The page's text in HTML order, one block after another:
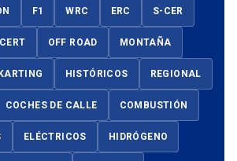
F1 WRC ERC S-CER
CERT OFF ROAD MONTAÑA
KARTING HISTÓRICOS REGIONAL
COCHES DE CALLE COMBUSTIÓN
ELÉCTRICOS HIDRÓGENO